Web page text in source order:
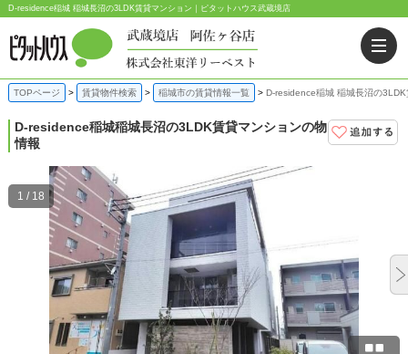
D-residence稲城 稲城長沼の3LDK賃貸マンション｜ピタットハウス武蔵境店
TOPページ 賃貸物件検索 稲城市の賃貸情報一覧 D-residence稲城 稲城長沼の
D-residence稲城稲城長沼の3LDK賃貸マンションの物
情報
1 / 18